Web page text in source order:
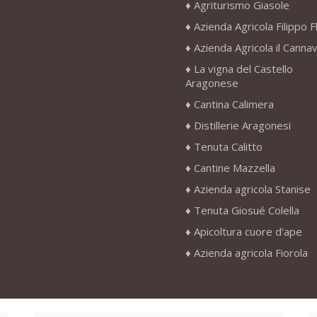
Agriturismo Giasole
Azienda Agricola Filippo
Azienda Agricola il
La vigna del Castello
Aragonese
Cantina Calimera
Distillerie Aragonesi
Tenuta Calitto
Cantine Mazzella
Azienda agricola Stanise
Tenuta Giosué Colella
Apicoltura cuore d'ape
Azienda agricola Fiorola